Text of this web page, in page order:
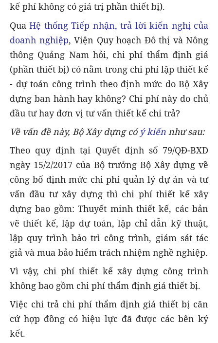
kế phí không có giá trị phần thiết bị).
QuaHệ thống Tiếp nhận, trả lời kiến nghị của
doanh nghiệp, Viện Quy hoạch Đô thị và Nông
thông Quảng Nam hỏi, chi phí thẩm định giá
(phần thiết bị) có nằm trong chi phí lập thiết kế
- dự toán công trình theo định mức do Bộ Xây
dựng ban hành hay không? Chi phí này do chủ
đầu tư hay đơn vị tư vấn thiết kế chi trả?
Về vấn đề này, Bộ Xây dựng có ý kiến như sau:
Theo quy định tại Quyết định số 79/QĐ-BXD
ngày 15/2/2017 của Bộ trưởng Bộ Xây dựng về
công bố định mức chi phí quản lý dự án và tư
vấn đầu tư xây dựng thì chi phí thiết kế xây
dựng bao gồm: Thuyết minh thiết kế, các bản
vẽ thiết kế, lập dự toán, lập chỉ dẫn kỹ thuật,
lập quy trình bảo trì công trình, giám sát tác
giả và mua bảo hiểm trách nhiệm nghề nghiệp.
Vì vậy, chi phí thiết kế xây dựng công trình
không bao gồm chi phí thẩm định giá thiết bị.
Việc chi trả chi phí thẩm định giá thiết bị căn
cứ hợp đồng có hiệu lực đã được các bên ký
kết.